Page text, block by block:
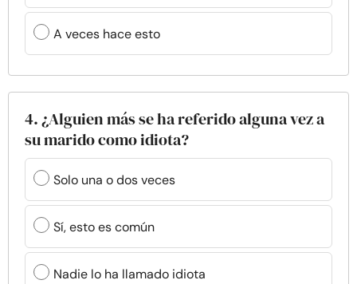
A veces hace esto
4. ¿Alguien más se ha referido alguna vez a
su marido como idiota?
Solo una o dos veces
Sí, esto es común
Nadie lo ha llamado idiota